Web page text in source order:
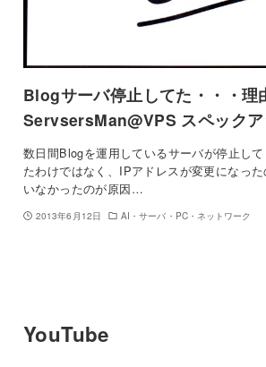
Blogサーバ停止してた・・・理
ServsersMan@VPS スペックア
数日間Blogを運用しているサーバが停止し
たわけではなく、IPアドレスが変更になっ
いなかったのが原因…
2013年6月12日 AI・サーバ・PC・ネットワーク
YouTube